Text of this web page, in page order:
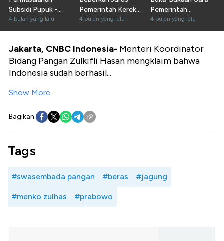
Subsidi Pupuk -
Komoditas
Potensial
4 bulan yang lalu
Pemerintah Kerek
Kesejahteraan
Petani
4 bulan yang lalu
Pemerintah
Mencapai
Swasembada
4 bulan yang lalu
Jakarta, CNBC Indonesia- Menteri Koordinator
Bidang Pangan Zulkifli Hasan mengklaim bahwa
Indonesia sudah berhasil...
Show More
Bagikan:
Tags
#swasembada pangan #beras #jagung
#menko zulhas #prabowo